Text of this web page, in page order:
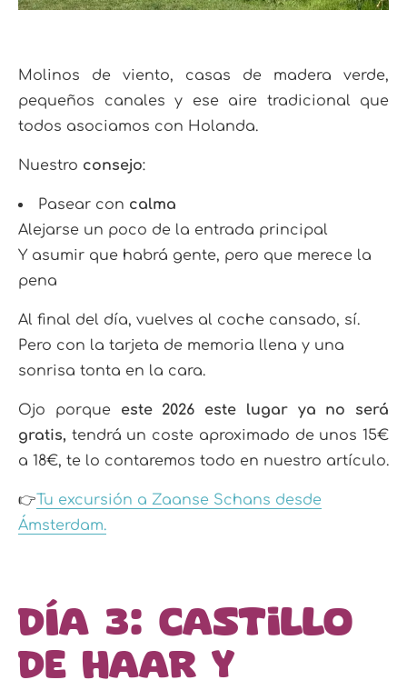
Molinos de viento, casas de madera verde,
pequeños canales y ese aire tradicional que
todos asociamos con Holanda.
Nuestro consejo:
Pasear con calma
Alejarse un poco de la entrada principal
Y asumir que habrá gente, pero que merece la
pena
Al final del día, vuelves al coche cansado, sí.
Pero con la tarjeta de memoria llena y una
sonrisa tonta en la cara.
Ojo porque este 2026 este lugar ya no será
gratis, tendrá un coste aproximado de unos 15€
a 18€, te lo contaremos todo en nuestro artículo.
👉Tu excursión a Zaanse Schans desde
Ámsterdam.
Día 3: Castillo
de Haar y